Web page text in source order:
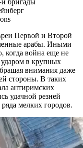
бригады
Первой и Второй
арабы. Иными
когда война еще не
в крупных
внимания даже
стороны. В таких
антиримских
удачной резней
мелких городов.